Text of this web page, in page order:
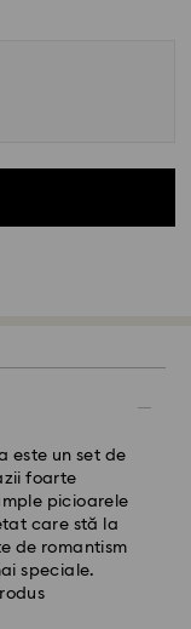
este un set de
foarte
picioarele
care stă la
de romantism
speciale.
după
500
la ora